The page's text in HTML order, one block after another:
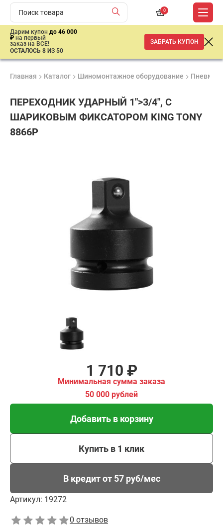
0
Дарим купон до 46 000
₽ на первый
заказ на ВСЕ!
ОСТАЛОСЬ 8 ИЗ 50
ЗАБРАТЬ КУПОН
Главная Каталог Шиномонтажное оборудование
ПЕРЕХОДНИК УДАРНЫЙ 1">3/4", С
ШАРИКОВЫМ ФИКСАТОРОМ KING TONY
8866P
1 710 ₽
Минимальная сумма заказа
50 000 рублей
Добавить в корзину
Купить в 1 клик
В кредит от 57 руб/мес
Артикул: 19272
0 отзывов
Добавить в корзину
Купить в 1 клик
В кредит от 57 руб/мес